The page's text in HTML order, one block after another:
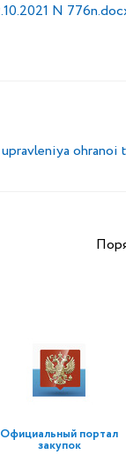
N
ohranoi
Официальный портал
закупок